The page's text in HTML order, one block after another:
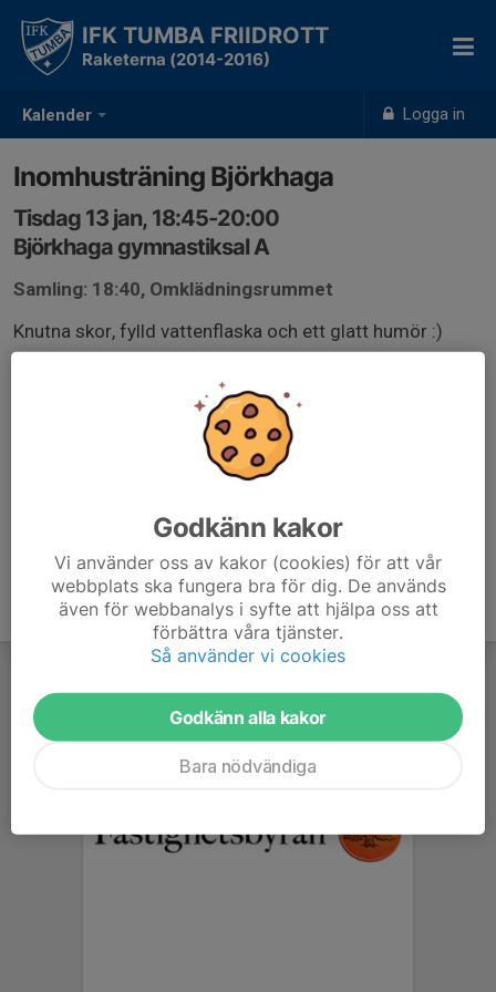
Kalender Logga in
IFK TUMBA FRIIDROTT
Raketerna (2014-2016)
Inomhusträning Björkhaga
Tisdag 13 jan, 18:45-20:00
Björkhaga gymnastiksal A
Samling: 18:40, Omklädningsrummet
Knutna skor, fylld vattenflaska och ett glatt humör :)
Godkänn kakor
Vi använder oss av kakor (cookies) för att vår
webbplats ska fungera bra för dig. De används
även för webbanalys i syfte att hjälpa oss att
förbättra våra tjänster.
Så använder vi cookies
Godkänn alla kakor
Bara nödvändiga